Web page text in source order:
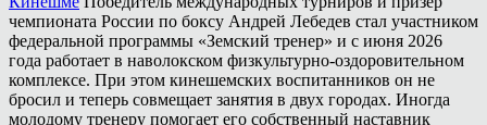
чемпионата России по боксу Андрей Лебедев стал участником
федеральной программы «Земский тренер» и с июня 2026
года работает в наволокском физкультурно-оздоровительном
комплексе. При этом кинешемских воспитанников он не
бросил и теперь совмещает занятия в двух городах. Иногда
молодому тренеру помогает его собственный наставник